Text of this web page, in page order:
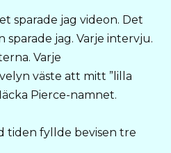
sparade jag videon. Det
sparade jag. Varje intervju.
Varje
väste att mitt ”lilla
Pierce-namnet.
tiden fyllde bevisen tre